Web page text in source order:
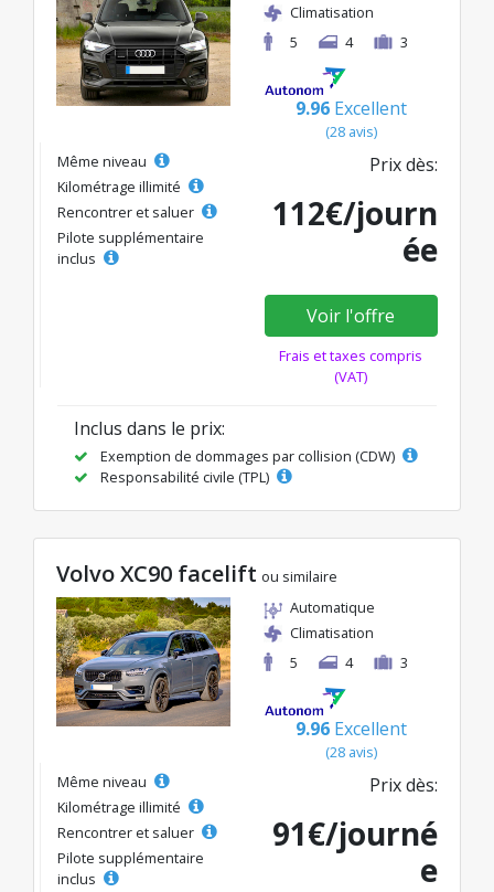
Climatisation
5
4 3
9.96 Excellent
(28 avis)
Même niveau
Kilométrage illimité
Rencontrer et saluer
Pilote supplémentaire
inclus
Prix dès:
112€/journ
ée
Voir l'offre
Frais et taxes compris
(VAT)
Inclus dans le prix:
Exemption de dommages par collision (CDW)
Responsabilité civile (TPL)
Volvo XC90 facelift ou similaire
Automatique
Climatisation
5
4 3
9.96 Excellent
(28 avis)
Même niveau
Kilométrage illimité
Rencontrer et saluer
Pilote supplémentaire
inclus
Prix dès:
91€/journé
e